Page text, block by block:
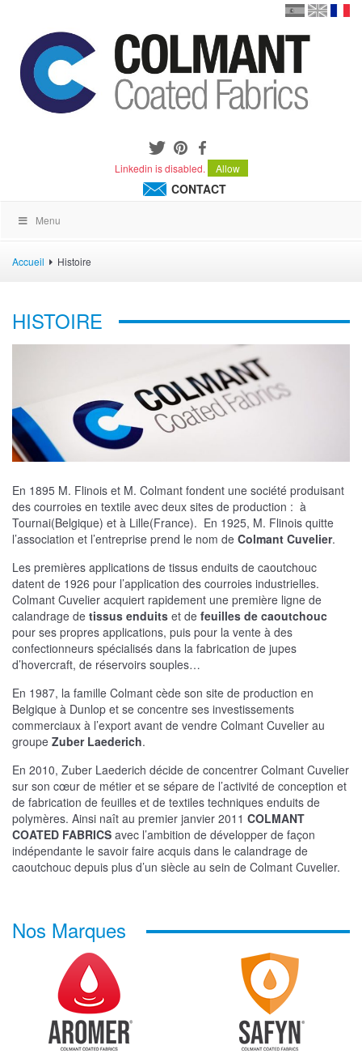
español
Linkedin is disabled. Allow
CONTACT
Menu
Accueil Histoire
HISTOIRE
En 1895 M. Flinois et M. Colmant fondent une société produisant
des courroies en textile avec deux sites de production : à
Tournai(Belgique) et à Lille(France). En 1925, M. Flinois quitte
l’association et l’entreprise prend le nom de Colmant Cuvelier.
Les premières applications de tissus enduits de caoutchouc
datent de 1926 pour l’application des courroies industrielles.
Colmant Cuvelier acquiert rapidement une première ligne de
calandrage de tissus enduits et de feuilles de caoutchouc
pour ses propres applications, puis pour la vente à des
confectionneurs spécialisés dans la fabrication de jupes
d’hovercraft, de réservoirs souples…
En 1987, la famille Colmant cède son site de production en
Belgique à Dunlop et se concentre ses investissements
commerciaux à l’export avant de vendre Colmant Cuvelier au
groupe Zuber Laederich.
En 2010, Zuber Laederich décide de concentrer Colmant Cuvelier
sur son cœur de métier et se sépare de l’activité de conception et
de fabrication de feuilles et de textiles techniques enduits de
polymères. Ainsi naît au premier janvier 2011 COLMANT
COATED FABRICS avec l’ambition de développer de façon
indépendante le savoir faire acquis dans le calandrage de
caoutchouc depuis plus d’un siècle au sein de Colmant Cuvelier.
Nos Marques